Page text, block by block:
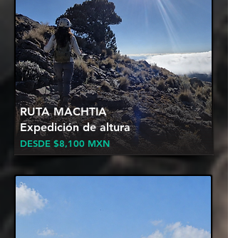
DESDE $8,100 MXN
RUTA MACHTIA
Expedición de altura